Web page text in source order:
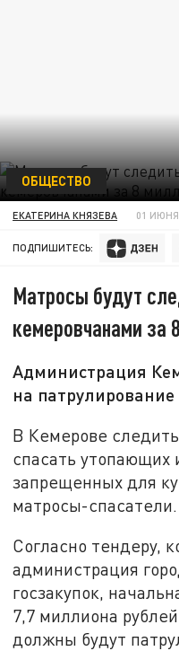
ОБЩЕСТВО
ЕКАТЕРИНА КНЯЗЕВА 01 ИЮНЯ
ПОДПИШИТЕСЬ:
Матросы будут
кемеровчанами за
Администрация
на патрулирование
В Кемерове
спасать утопающих
запрещенных для
матросы-спасатели.
Согласно тендеру,
администрация
госзакупок,
7,7 миллиона
должны будут